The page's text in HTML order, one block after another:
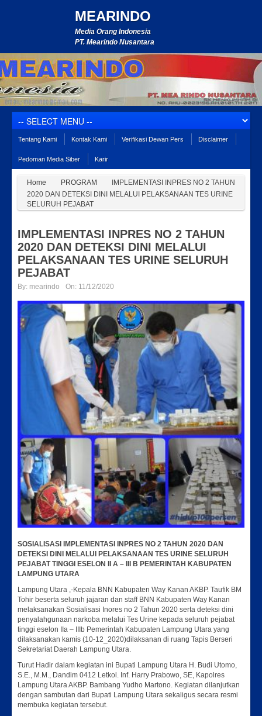
MEARINDO
Media Orang Indonesia
PT. Mearindo Nusantara
Tentang Kami Kontak Kami Verifikasi Dewan Pers Disclaimer
Pedoman Media Siber Karir
Home PROGRAM
IMPLEMENTASI INPRES NO 2 TAHUN
2020 DAN DETEKSI DINI MELALUI PELAKSANAAN TES URINE
SELURUH PEJABAT
IMPLEMENTASI INPRES NO 2 TAHUN
2020 DAN DETEKSI DINI MELALUI
PELAKSANAAN TES URINE SELURUH
PEJABAT
By: mearindo On: 11/12/2020
SOSIALISASI IMPLEMENTASI INPRES NO 2 TAHUN 2020 DAN
DETEKSI DINI MELALUI PELAKSANAAN TES URINE SELURUH
PEJABAT TINGGI ESELON II A – III B PEMERINTAH KABUPATEN
LAMPUNG UTARA
Lampung Utara ,-Kepala BNN Kabupaten Way Kanan AKBP. Taufik BM
Tohir beserta seluruh jajaran dan staff BNN Kabupaten Way Kanan
melaksanakan Sosialisasi Inores no 2 Tahun 2020 serta deteksi dini
penyalahgunaan narkoba melalui Tes Urine kepada seluruh pejabat
tinggi eselon IIa – IIIb Pemerintah Kabupaten Lampung Utara yang
dilaksanakan kamis (10-12_2020)dilaksanan di ruang Tapis Berseri
Sekretariat Daerah Lampung Utara.
Turut Hadir dalam kegiatan ini Bupati Lampung Utara H. Budi Utomo,
S.E., M.M., Dandim 0412 Letkol. Inf. Harry Prabowo, SE, Kapolres
Lampung Utara AKBP. Bambang Yudho Martono. Kegiatan dilanjutkan
dengan sambutan dari Bupati Lampung Utara sekaligus secara resmi
membuka kegiatan tersebut.